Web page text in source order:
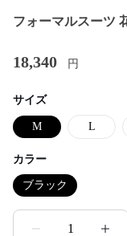
フォーマルスーツ
18,340 円
サイズ
M L
カラー
ブラック
1